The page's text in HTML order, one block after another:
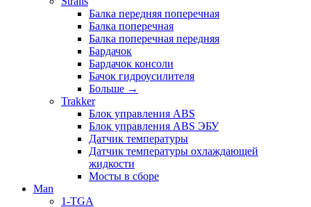
Балка передняя поперечная
Балка поперечная
Балка поперечная передняя
Бардачок
Бардачок консоли
Бачок гидроусилителя
Больше →
Trakker
Блок управления ABS
Блок управления ABS ЭБУ
Датчик температуры
Датчик температуры охлаждающей
жидкости
Мосты в сборе
Man
1-TGA